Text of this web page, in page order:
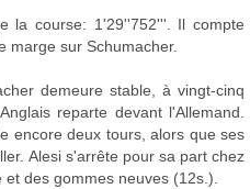
la course: 1'29''752'''. Il compte
marge sur Schumacher.
demeure stable, à vingt-cinq
reparte devant l'Allemand.
encore deux tours, alors que ses
Alesi s'arrête pour sa part chez
des gommes neuves (12s.).